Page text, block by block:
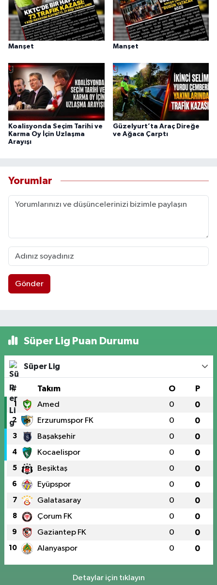
Manşet Manşet
Koalisyonda Seçim Tarihi ve
Karma Oy İçin Uzlaşma
Arayışı
Güzelyurt’ta Araç Direğe
ve Ağaca Çarptı
Yorumlar
Gönder
Süper Lig Puan Durumu
Süper Lig
# Takım O P
1 Amed 0 0
2 Erzurumspor FK 0 0
3 Başakşehir 0 0
4 Kocaelispor 0 0
5 Beşiktaş 0 0
6 Eyüpspor 0 0
7 Galatasaray 0 0
8 Çorum FK 0 0
9 Gaziantep FK 0 0
10 Alanyaspor 0 0
Detaylar için tıklayın